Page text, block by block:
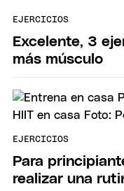
EJERCICIOS
Excelente, 3
más músculo
EJERCICIOS
Para
realizar una